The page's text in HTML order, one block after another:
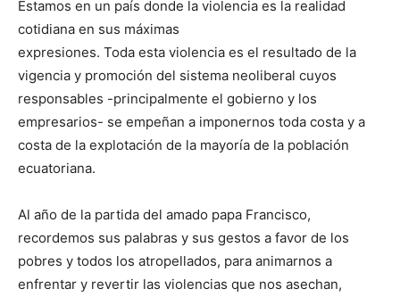
Estamos en un país donde la violencia es la realidad
cotidiana en sus máximas
expresiones. Toda esta violencia es el resultado de la
vigencia y promoción del sistema neoliberal cuyos
responsables -principalmente el gobierno y los
empresarios- se empeñan a imponernos toda costa y a
costa de la explotación de la mayoría de la población
ecuatoriana.
Al año de la partida del amado papa Francisco,
recordemos sus palabras y sus gestos a favor de los
pobres y todos los atropellados, para animarnos a
enfrentar y revertir las violencias que nos asechan,